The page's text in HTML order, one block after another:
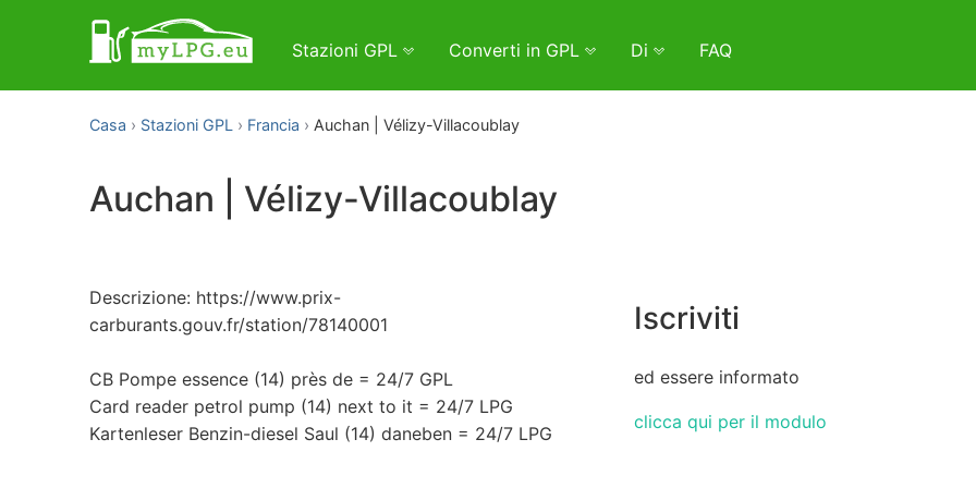
Stazioni GPL Converti in GPL Di FAQ
Casa Stazioni GPL Francia Auchan | Vélizy-Villacoublay
Auchan | Vélizy-Villacoublay
Descrizione: https://www.prix-
carburants.gouv.fr/station/78140001
CB Pompe essence (14) près de = 24/7 GPL
Card reader petrol pump (14) next to it = 24/7 LPG
Kartenleser Benzin-diesel Saul (14) daneben = 24/7 LPG
Iscriviti
ed essere informato
clicca qui per il modulo